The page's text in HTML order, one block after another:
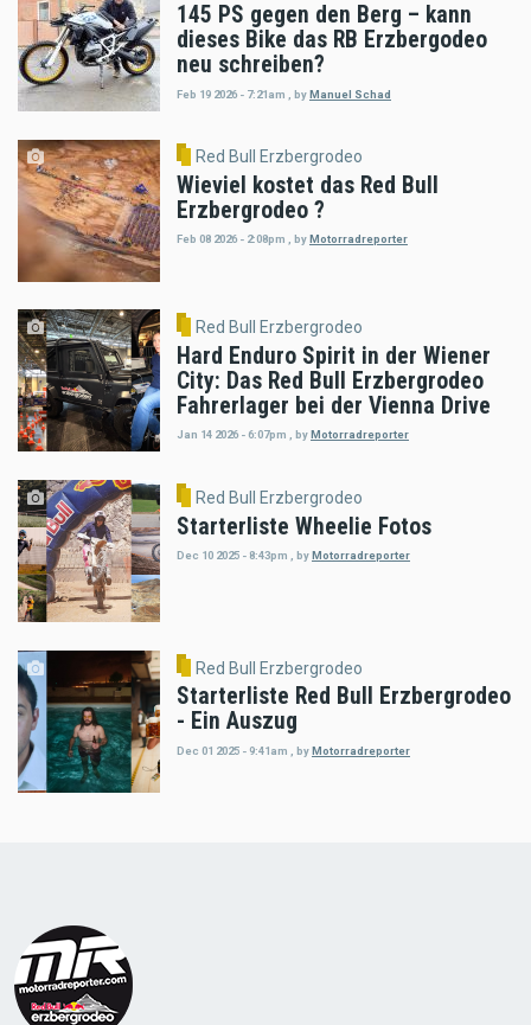
145 PS gegen den Berg – kann
dieses Bike das RB Erzbergodeo
neu schreiben?
Feb 19 2026 - 7:21am byManuel Schad
Red Bull Erzbergrodeo
Wieviel kostet das Red Bull
Erzbergrodeo ?
Feb 08 2026 - 2:08pm , by Motorradreporter
Red Bull Erzbergrodeo
Hard Enduro Spirit in der Wiener
City: Das Red Bull Erzbergrodeo
Fahrerlager bei der Vienna Drive
Jan 14 2026 - 6:07pm byMotorradreporter
Red Bull Erzbergrodeo
Starterliste Wheelie Fotos
Dec 10 2025 - 8:43pm byMotorradreporter
Red Bull Erzbergrodeo
Starterliste Red Bull Erzbergrodeo
- Ein Auszug
Dec 01 2025 - 9:41am byMotorradreporter